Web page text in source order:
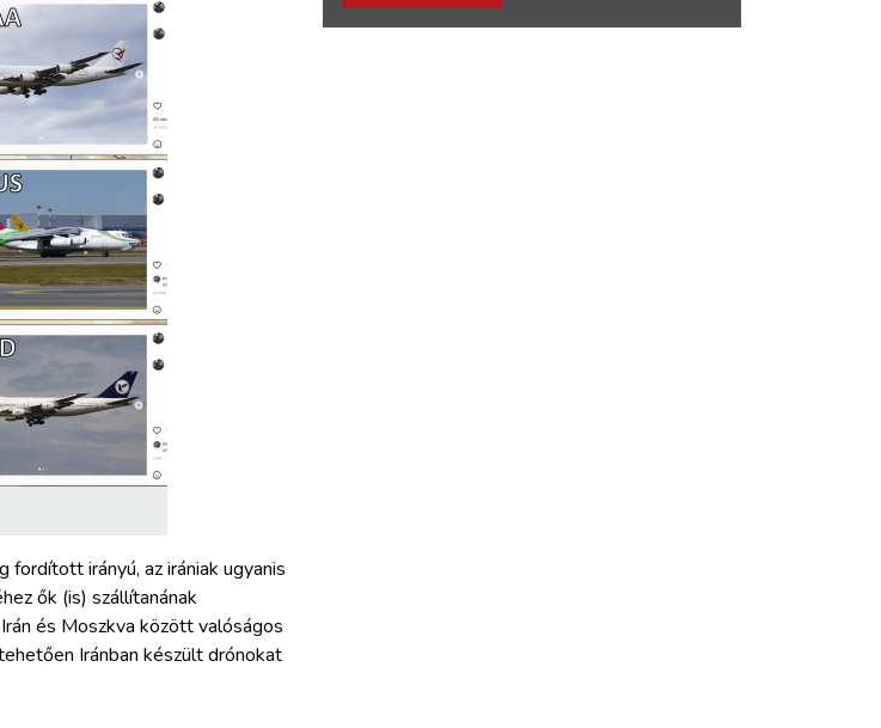
irányú, az irániak ugyanis
ők (is) szállítanának
és Moszkva között valóságos
Iránban készült drónokat